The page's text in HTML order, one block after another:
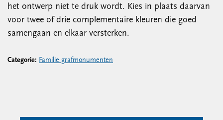
het ontwerp niet te druk wordt. Kies in plaats daarvan
voor twee of drie complementaire kleuren die goed
samengaan en elkaar versterken.
Categorie: Familie grafmonumenten